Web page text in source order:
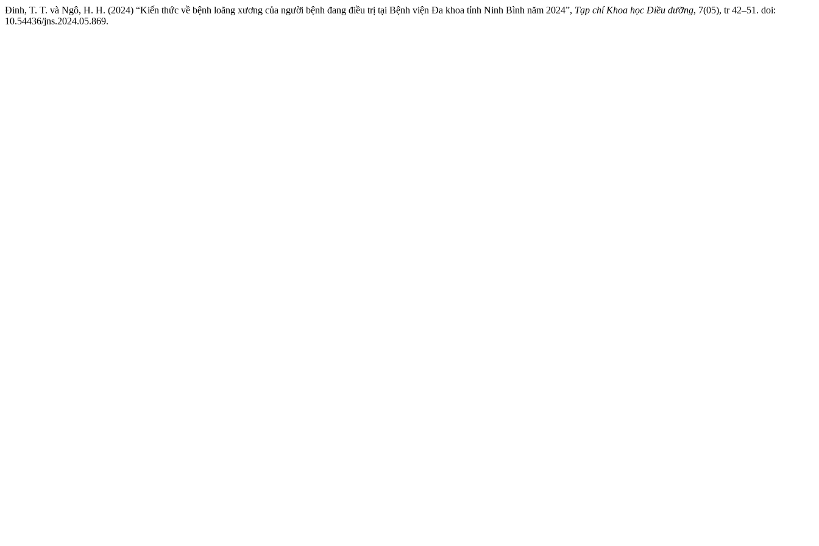
Đinh, T. T. và Ngô, H. H. (2024) “Kiến thức về bệnh loãng xương của người bệnh đang điều trị tại Bệnh viện Đa khoa tỉnh Ninh Bình năm 2024”, Tạp chí Khoa học Điều dưỡng, 7(05), tr 42–51. doi:
10.54436/jns.2024.05.869.